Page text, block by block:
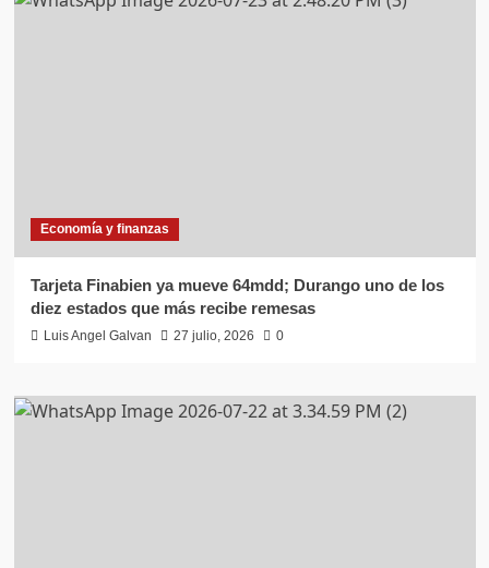
Economía y finanzas
Tarjeta Finabien ya mueve 64mdd; Durango uno de los
diez estados que más recibe remesas
Luis Angel Galvan 27 julio, 2026 0